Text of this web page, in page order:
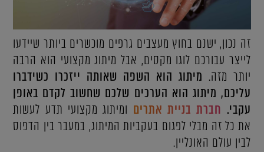
זה נכון, ישנם בחוץ מעצבים גרפים מוכשרים ביותר שיידעו
לייצר עבורכם לוגו מקסים, אבל מיתוג מקצועי הוא הרבה
יותר מזה. מיתוג הוא השפה שאותה ייזכרו כשידברו
עליכם, מיתוג הוא הערכים שלכם שחשוב לקדם באופן
עקבי. חברת בניית אתרים ומיתוג מקצועי תדע לעשות
את כל זה מבלי לפגום בעקביות המיתוג, במעבר בין הדפוס
לבין עולם האונליין.